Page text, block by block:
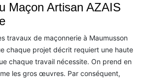
Maçon Artisan AZAIS
travaux de maçonnerie à Maumusson
chaque projet décrit requiert une haute
chaque travail nécessite. On prend en
les gros œuvres. Par conséquent,